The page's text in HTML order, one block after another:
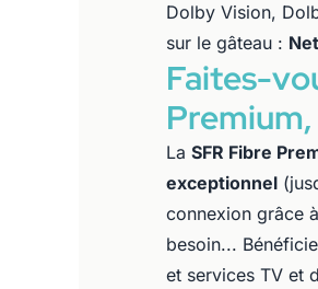
Dolby Vision,
sur le gâteau :
Faites-
La SFR Fibre
exceptionnel
connexion grâce
besoin...
et services TV et